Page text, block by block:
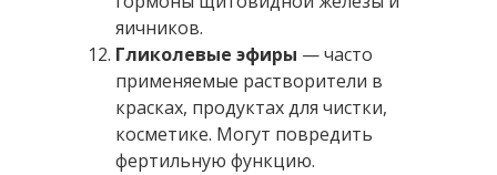
яичников.
Гликолевые эфиры — часто
применяемые растворители в
красках, продуктах для чистки,
косметике. Могут повредить
фертильную функцию.